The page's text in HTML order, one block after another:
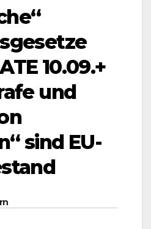
10.09.+
und
sind EU-